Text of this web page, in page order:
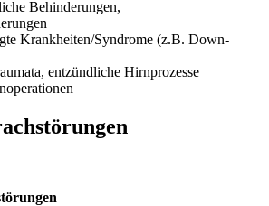
Behinderungen,
Krankheiten/Syndrome (z.B. Down-
entzündliche Hirnprozesse